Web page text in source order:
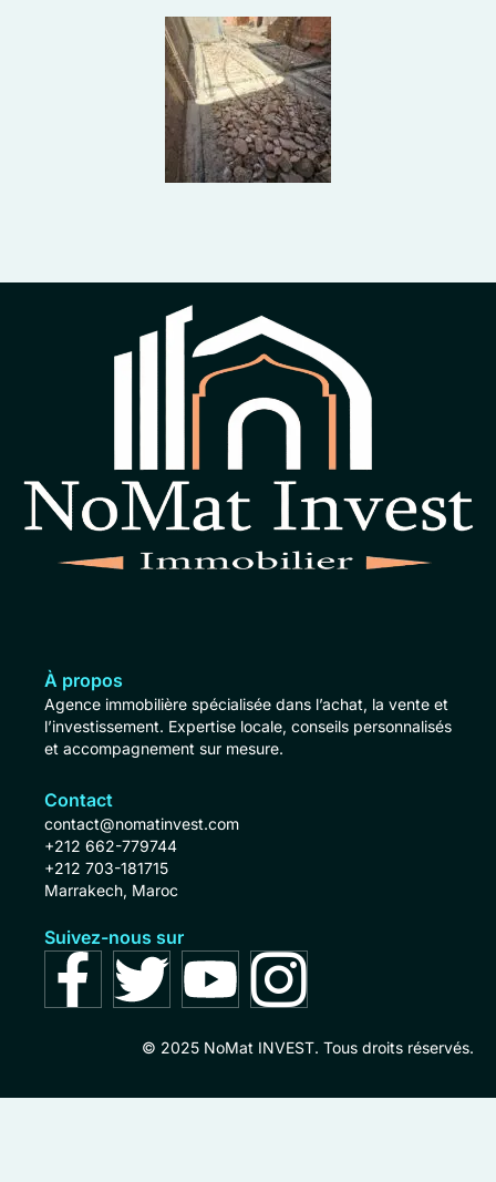
À propos
Agence immobilière spécialisée dans l’achat, la vente et
l’investissement. Expertise locale, conseils personnalisés
et accompagnement sur mesure.
Contact
contact@nomatinvest.com
+212 662-779744
+212 703-181715
Marrakech, Maroc
Suivez-nous sur
© 2025 NoMat INVEST. Tous droits réservés.